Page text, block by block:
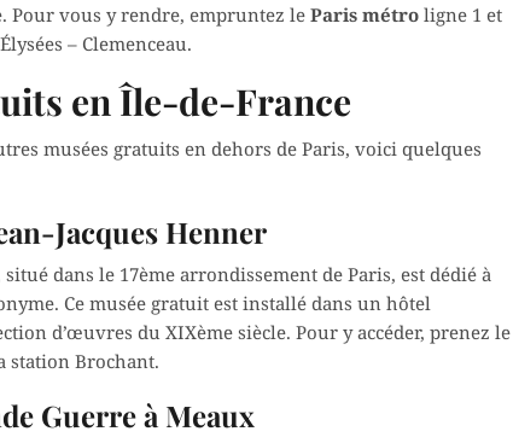
Pour vous y rendre, empruntez le Paris métro ligne 1 et
– Clemenceau.
en Île-de-France
musées gratuits en dehors de Paris, voici quelques
Jacques Henner
situé dans le 17ème arrondissement de Paris, est dédié à
Ce musée gratuit est installé dans un hôtel
d’œuvres du XIXème siècle. Pour y accéder, prenez le
station Brochant.
Guerre à Meaux